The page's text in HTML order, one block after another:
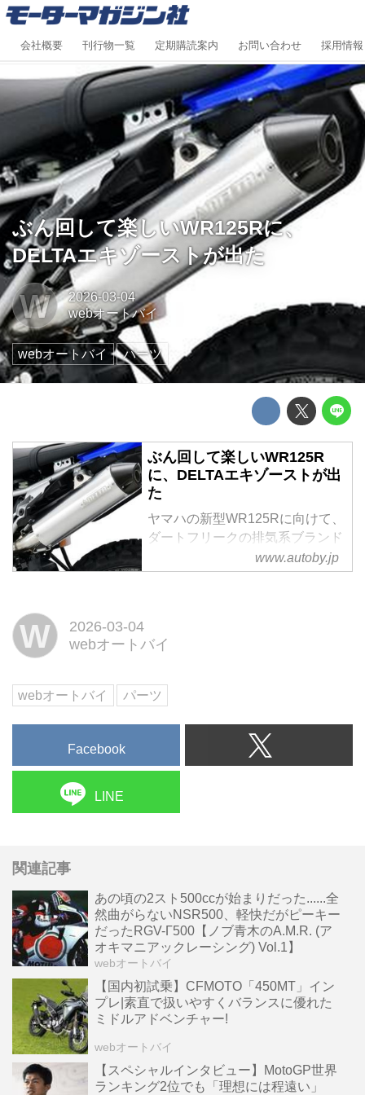
会社概要 刊行物一覧 定期購読案内 お問い合わせ 採用情報
ぶん回して楽しいWR125Rに、
DELTAエキゾーストが出た
W
2026-03-04
webオートバイ
webオートバイ パーツ
ぶん回して楽しいWR125R
に、DELTAエキゾーストが出
た
ヤマハの新型WR125Rに向けて、
ダートフリークの排気系ブランド
「DELTA(デルタ)」から待望のア
ップデートパーツが登場しまし
組み合わせは、マシンのポテンシ
そ...
www.autoby.jp
W
2026-03-04
webオートバイ
webオートバイ パーツ
Facebook
LINE
関連記事
あの頃の2スト500ccが始まりだった......全
然曲がらないNSR500、軽快だがピーキー
だったRGV-Γ500【ノブ青木のA.M.R. (ア
オキマニアックレーシング) Vol.1】
webオートバイ
【国内初試乗】CFMOTO「450MT」イン
プレ|素直で扱いやすくバランスに優れた
ミドルアドベンチャー!
webオートバイ
【スペシャルインタビュー】MotoGP世界
ランキング2位でも「理想には程遠い」